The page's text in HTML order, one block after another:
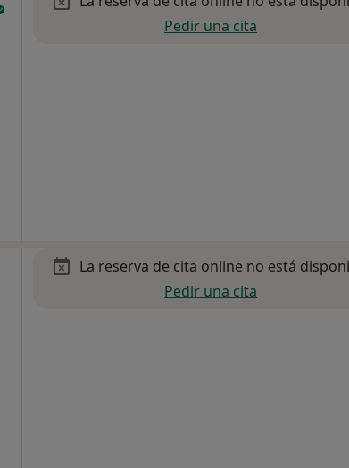
Pedir una cita
La reserva de cita online no está
Pedir una cita